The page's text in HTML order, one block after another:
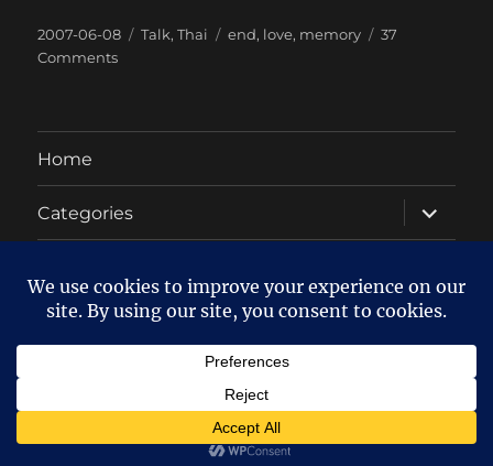
Posted
on
2007-06-08 Categories
Talk,Thai Tags
end, love, memory
37
Commentson
Home
Categories
expand
child
menu
TwitterFacebook
ลง WordPress แล้ว!!